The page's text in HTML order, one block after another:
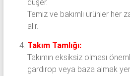
düşer.
Temiz ve bakımlı ürünler her
alır.
Takım Tamlığı:
Takımın eksiksiz olması
gardırop veya baza almak